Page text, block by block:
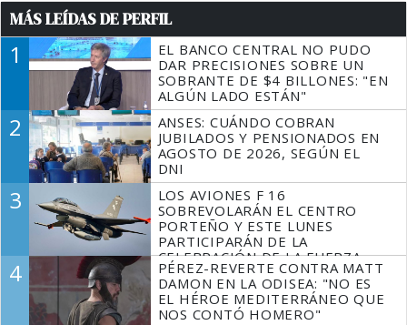
MÁS LEÍDAS DE PERFIL
1
EL BANCO CENTRAL NO PUDO
DAR PRECISIONES SOBRE UN
SOBRANTE DE $4 BILLONES: "EN
ALGÚN LADO ESTÁN"
2
ANSES: CUÁNDO COBRAN
JUBILADOS Y PENSIONADOS EN
AGOSTO DE 2026, SEGÚN EL
DNI
3
LOS AVIONES F 16
SOBREVOLARÁN EL CENTRO
PORTEÑO Y ESTE LUNES
PARTICIPARÁN DE LA
CELEBRACIÓN DE LA FUERZA
AÉREA
4
PÉREZ-REVERTE CONTRA MATT
DAMON EN LA ODISEA: "NO ES
EL HÉROE MEDITERRÁNEO QUE
NOS CONTÓ HOMERO"